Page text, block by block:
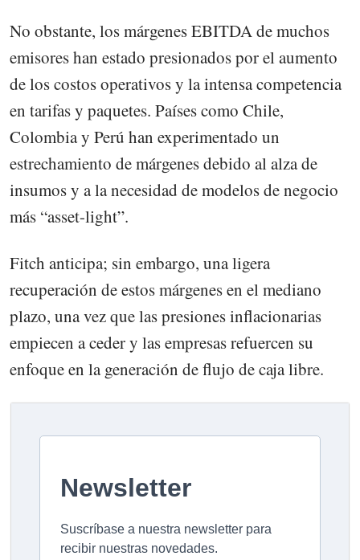
No obstante, los márgenes EBITDA de muchos
emisores han estado presionados por el aumento
de los costos operativos y la intensa competencia
en tarifas y paquetes. Países como Chile,
Colombia y Perú han experimentado un
estrechamiento de márgenes debido al alza de
insumos y a la necesidad de modelos de negocio
más “asset-light”.
Fitch anticipa; sin embargo, una ligera
recuperación de estos márgenes en el mediano
plazo, una vez que las presiones inflacionarias
empiecen a ceder y las empresas refuercen su
enfoque en la generación de flujo de caja libre.